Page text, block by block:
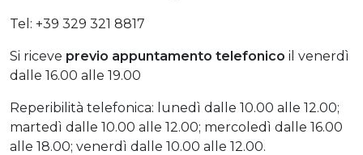
Tel: +39 329 321 8817
Si riceve previo appuntamento telefonico il venerdì
dalle 16.00 alle 19.00
Reperibilità telefonica: lunedì dalle 10.00 alle 12.00;
martedì dalle 10.00 alle 12.00; mercoledì dalle 16.00
alle 18.00; venerdì dalle 10.00 alle 12.00.